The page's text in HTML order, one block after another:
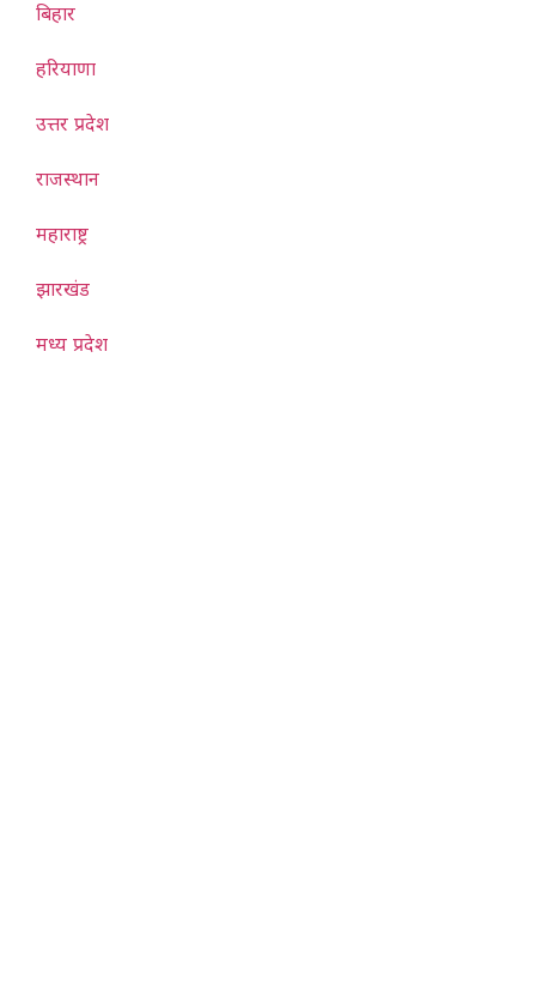
बिहार
हरियाणा
उत्तर प्रदेश
राजस्थान
महाराष्ट्र
झारखंड
मध्य प्रदेश